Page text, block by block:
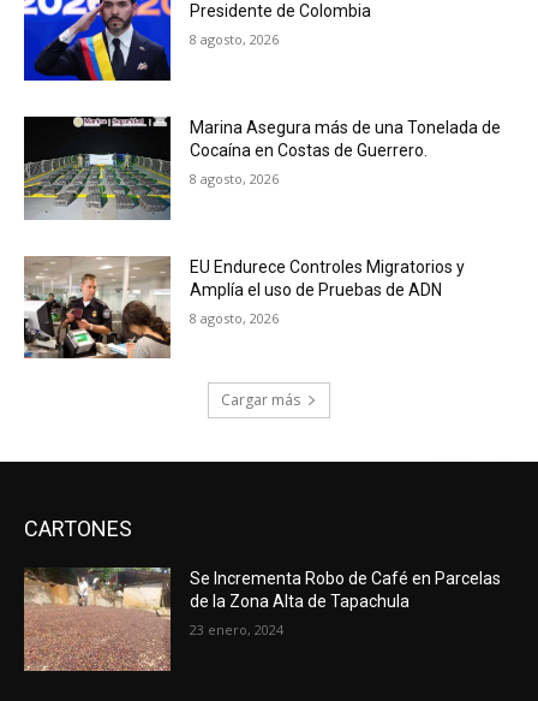
Presidente de Colombia
8 agosto, 2026
Marina Asegura más de una Tonelada de
Cocaína en Costas de Guerrero.
8 agosto, 2026
EU Endurece Controles Migratorios y
Amplía el uso de Pruebas de ADN
8 agosto, 2026
Cargar más
CARTONES
Se Incrementa Robo de Café en Parcelas
de la Zona Alta de Tapachula
23 enero, 2024